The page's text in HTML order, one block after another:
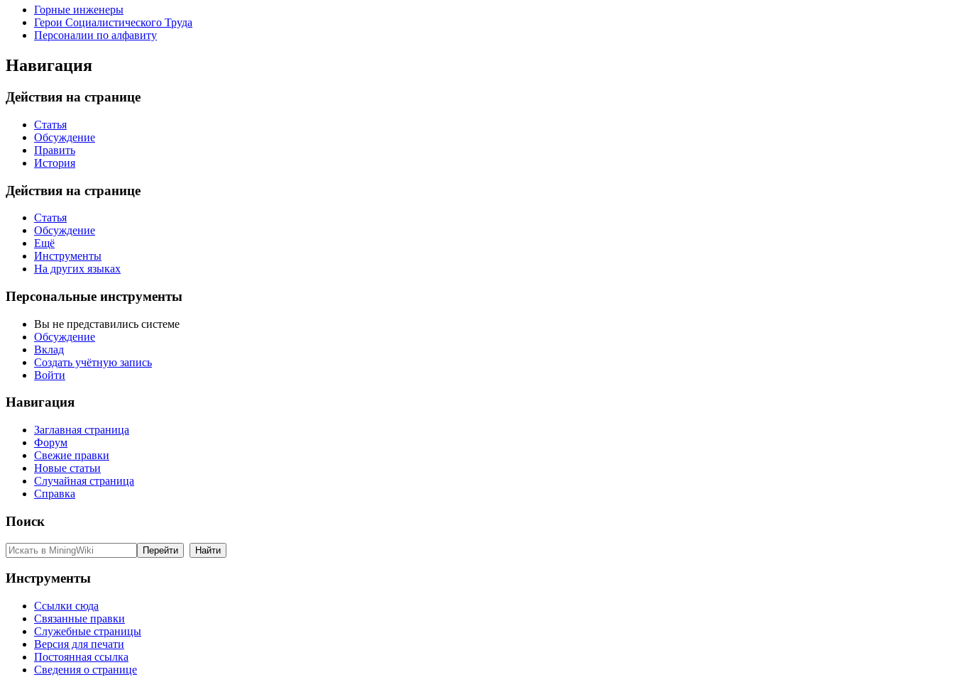
Горные инженеры
Герои Социалистического Труда
Персоналии по алфавиту
Навигация
Действия на странице
Статья
Обсуждение
Править
История
Действия на странице
Статья
Обсуждение
Ещё
Инструменты
На других языках
Персональные инструменты
Вы не представились системе
Обсуждение
Вклад
Создать учётную запись
Войти
Навигация
Заглавная страница
Форум
Свежие правки
Новые статьи
Случайная страница
Справка
Поиск
Инструменты
Ссылки сюда
Связанные правки
Служебные страницы
Версия для печати
Постоянная ссылка
Сведения о странице